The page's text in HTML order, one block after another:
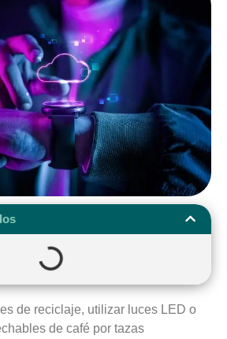
de reciclaje, utilizar luces LED o
de café por tazas